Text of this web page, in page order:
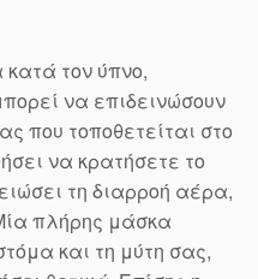
τον ύπνο,
να επιδεινώσουν
που τοποθετείται στο
να κρατήσετε το
τη διαρροή αέρα,
πλήρης μάσκα
και τη μύτη σας,